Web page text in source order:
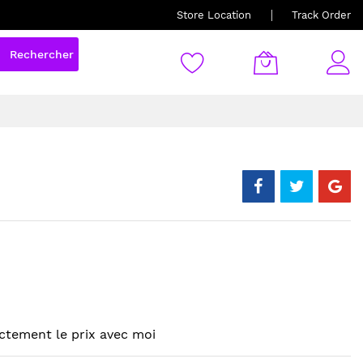
Store Location Track Order
Rechercher
le prix avec moi